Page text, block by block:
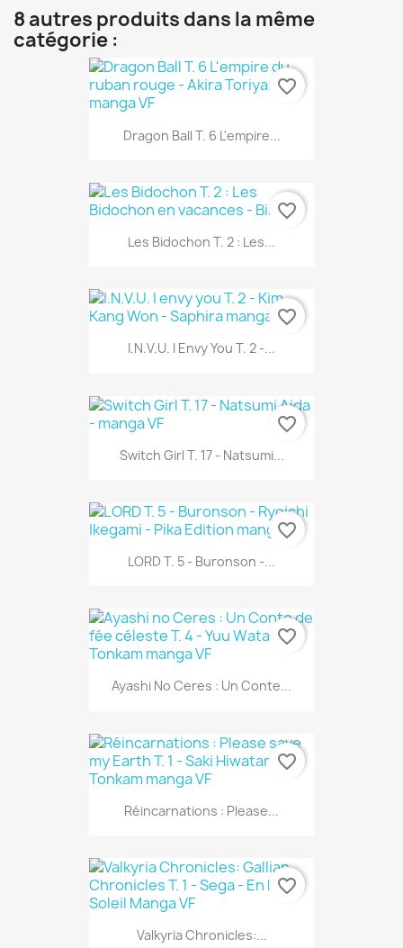
8 autres produits dans la même
catégorie :
Dragon Ball T. 6 L'empire...
favorite_border
Les Bidochon T. 2 : Les...
favorite_border
I.N.V.U. I Envy You T. 2 -...
favorite_border
Switch Girl T. 17 - Natsumi...
favorite_border
LORD T. 5 - Buronson -...
favorite_border
Ayashi No Ceres : Un Conte...
favorite_border
Réincarnations : Please...
favorite_border
Valkyria Chronicles:...
favorite_border